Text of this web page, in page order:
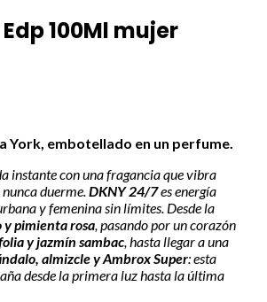
100Ml mujer
York, embotellado en un perfume.
instante con una fragancia que vibra
duerme.DKNY 24/7es energía
y femenina sin límites. Desde la
pimienta rosa, pasando por un corazón
y jazmín sambac, hasta llegar a una
almizcle y Ambrox Super: esta
desde la primera luz hasta la última